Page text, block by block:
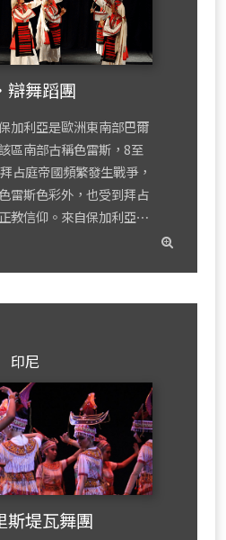
舞蹈團
加利亞是歐洲東南部巴爾
區南部古稱色雷斯，8至
占庭帝國頻繁發生戰爭，
雷斯色彩外，也受到拜占
教信仰。來自保加利亞⋯
印尼
斯堤瓦舞團